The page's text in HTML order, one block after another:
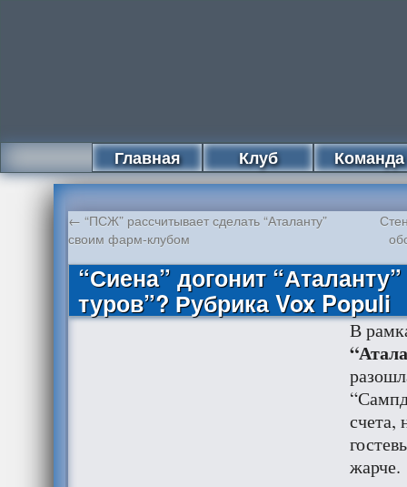
Главная Клуб Команда
← “ПСЖ” рассчитывает сделать “Аталанту”
своим фарм-клубом
“Сиена” догонит
туров”? Рубрика Vox Populi
В
счета,
жарче.